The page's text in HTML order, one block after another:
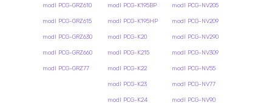
modl PCG-GRZ610
modl PCG-GRZ615
modl PCG-GRZ630
modl PCG-GRZ660
modl PCG-GRZ77
modl PCG-K195BP
modl PCG-K195HP
modl PCG-K20
modl PCG-K215
modl PCG-K22
modl PCG-K23
modl PCG-K24
modl PCG-NV205
modl PCG-NV209
modl PCG-NV290
modl PCG-NV309
modl PCG-NV55
modl PCG-NV77
modl PCG-NV90